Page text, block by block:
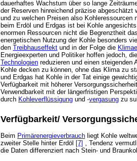
dauerhaftes Wachstum über so lange
der Reserven hinreichend präzise abgeschätzt
und zu welchen Preisen also Kohleressourcen
beim Erdöl und Erdgas ist bei Kohle
enormen Ressourcen nicht die Begrenztheit
energetischen Nutzung der Kohle besonders
den Treibhauseffekt und in der Folge die
Energieexperten und Politiker hoffen jedoch,
Technologien reduzieren und einen steigenden
Kohle decken zu können, ohne das Klima zu
und Erdgas hat Kohle in der Tat einige
Verfügbarkeit mit höherer
Verwendbarkeit mit der längerfristigen
durch Kohleverflüssigung und -vergasung zu
Verfügbarkeit/
Beim Primärenergieverbrauch liegt Kohle
zweiter Stelle hinter Erdöl [7] , Tendenz
die Daten differenziert nach Stein- und